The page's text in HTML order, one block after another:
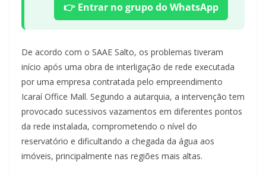
👉 Entrar no grupo do WhatsApp
De acordo com o SAAE Salto, os problemas tiveram
início após uma obra de interligação de rede executada
por uma empresa contratada pelo empreendimento
Icaraí Office Mall. Segundo a autarquia, a intervenção tem
provocado sucessivos vazamentos em diferentes pontos
da rede instalada, comprometendo o nível do
reservatório e dificultando a chegada da água aos
imóveis, principalmente nas regiões mais altas.